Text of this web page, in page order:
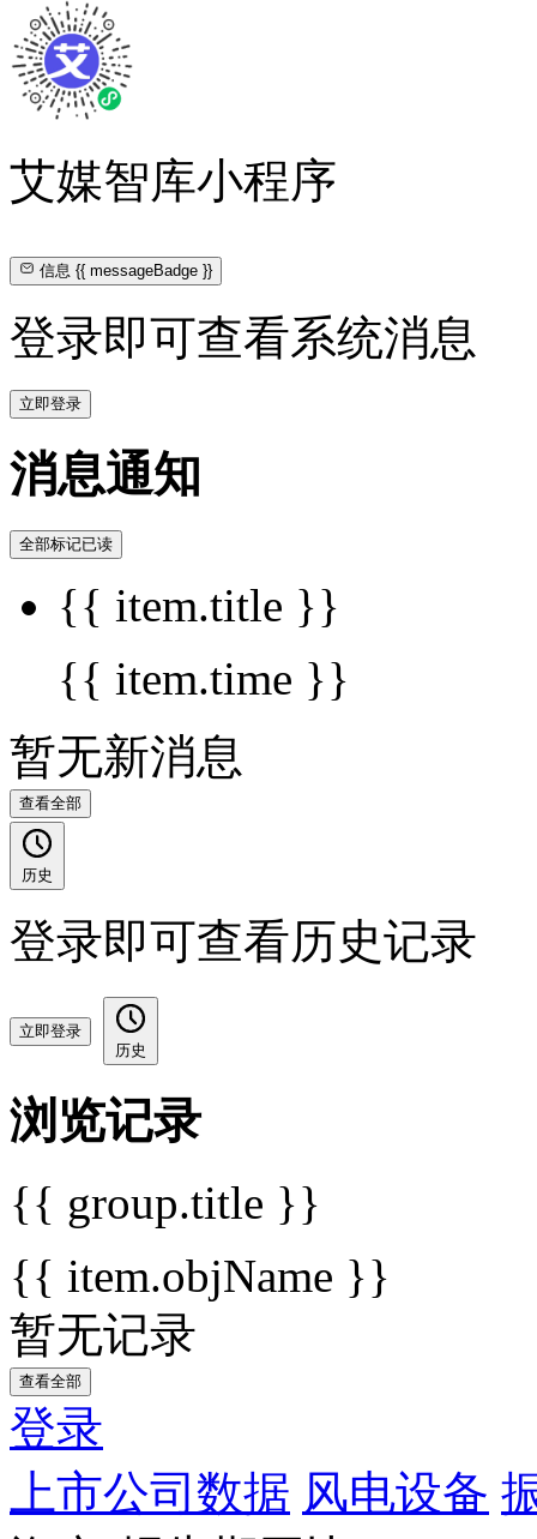
艾媒智库小程序
信息{{ messageBadge }}
登录即可查看系统消息
立即登录
消息通知
全部标记已读
{{ item.title }}
{{ item.time }}
暂无新消息
查看全部
历史
登录即可查看历史记录
立即登录
历史
浏览记录
{{ group.title }}
{{ item.objName }}
暂无记录
查看全部
登录
上市公司数据 风电设备